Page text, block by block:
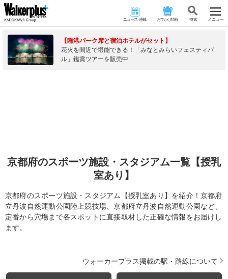
ニュース･連載 おでかけ情報 検 索 メニュー
【臨港パーク席と宿泊ホテルがセット】
花火を間近で堪能できる！「みなとみらいフェスティバ
ル」鑑賞ツアーを販売中
京都府のスポーツ施設・スタジアム一覧【授乳
室あり】
京都府のスポーツ施設・スタジアム【授乳室あり】を紹介！京都府
立丹波自然運動公園陸上競技場、京都府立丹波自然運動公園など、
定番から穴場まで各スポットに直接取材した正確な情報をお届けし
ます。
ウォーカープラス掲載の駅・路線について